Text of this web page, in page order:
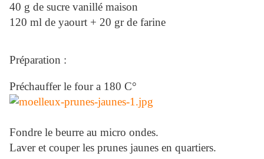
40 g de sucre vanillé maison
120 ml de yaourt + 20 gr de farine
Préparation :
Préchauffer le four a 180 C°
Fondre le beurre au micro ondes.
Laver et couper les prunes jaunes en quartiers.